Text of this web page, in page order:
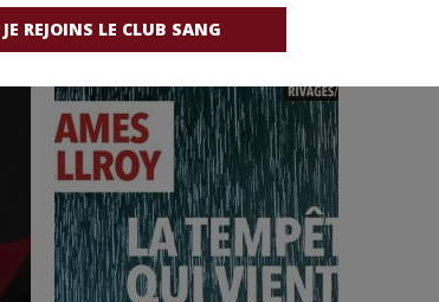
JE REJOINS LE CLUB SANG